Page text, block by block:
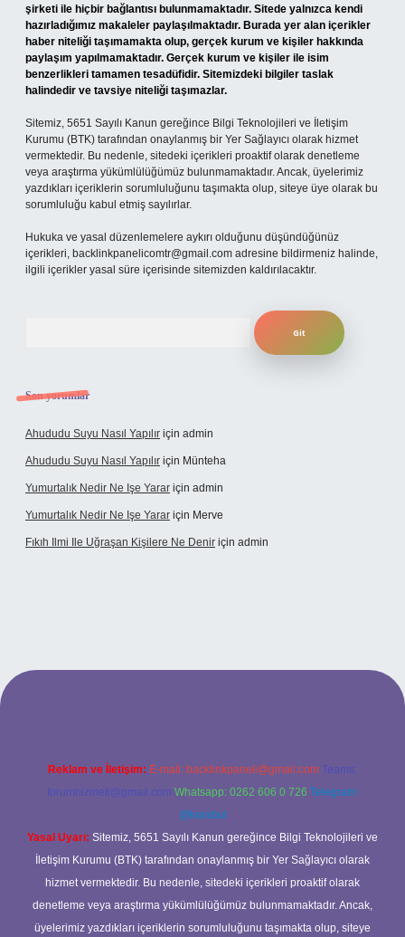
şirketi ile hiçbir bağlantısı bulunmamaktadır. Sitede yalnızca kendi
hazırladığımız makaleler paylaşılmaktadır. Burada yer alan içerikler
haber niteliği taşımamakta olup, gerçek kurum ve kişiler hakkında
paylaşım yapılmamaktadır. Gerçek kurum ve kişiler ile isim
benzerlikleri tamamen tesadüfidir. Sitemizdeki bilgiler taslak
halindedir ve tavsiye niteliği taşımazlar.
Sitemiz, 5651 Sayılı Kanun gereğince Bilgi Teknolojileri ve İletişim
Kurumu (BTK) tarafından onaylanmış bir Yer Sağlayıcı olarak hizmet
vermektedir. Bu nedenle, sitedeki içerikleri proaktif olarak denetleme
veya araştırma yükümlülüğümüz bulunmamaktadır. Ancak, üyelerimiz
yazdıkları içeriklerin sorumluluğunu taşımakta olup, siteye üye olarak bu
sorumluluğu kabul etmiş sayılırlar.
Hukuka ve yasal düzenlemelere aykırı olduğunu düşündüğünüz
içerikleri, backlinkpanelicomtr@gmail.com adresine bildirmeniz halinde,
ilgili içerikler yasal süre içerisinde sitemizden kaldırılacaktır.
Son yorumlar
Ahududu Suyu Nasıl Yapılır için admin
Ahududu Suyu Nasıl Yapılır için Münteha
Yumurtalık Nedir Ne Işe Yarar için admin
Yumurtalık Nedir Ne Işe Yarar için Merve
Fıkıh Ilmi Ile Uğraşan Kişilere Ne Denir için admin
Reklam ve İletişim: E-mail: backlinkpaneli@gmail.com Teams:
forumhizmeti@gmail.com Whatsapp: 0262 606 0 726 Telegram:
@karabul
Yasal Uyarı: Sitemiz, 5651 Sayılı Kanun gereğince Bilgi Teknolojileri ve
İletişim Kurumu (BTK) tarafından onaylanmış bir Yer Sağlayıcı olarak
hizmet vermektedir. Bu nedenle, sitedeki içerikleri proaktif olarak
denetleme veya araştırma yükümlülüğümüz bulunmamaktadır. Ancak,
üyelerimiz yazdıkları içeriklerin sorumluluğunu taşımakta olup, siteye